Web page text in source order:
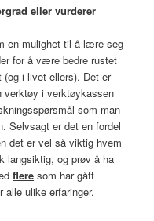
eller vurderer
en mulighet til å lære seg
for å være bedre rustet
i livet ellers). Det er
verktøy i verktøykassen
som man
Selvsagt er det en fordel
det er vel så viktig hvem
langsiktig, og prøv å ha
flere som har gått
ulike erfaringer.